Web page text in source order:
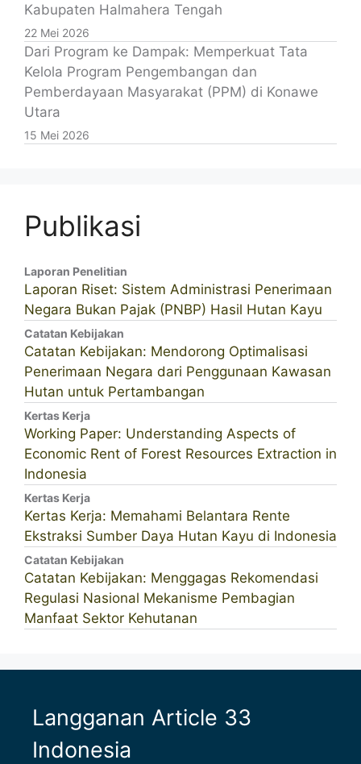
Kabupaten Halmahera Tengah
22 Mei 2026
Dari Program ke Dampak: Memperkuat Tata
Kelola Program Pengembangan dan
Pemberdayaan Masyarakat (PPM) di Konawe
Utara
15 Mei 2026
Publikasi
Laporan Penelitian
Laporan Riset: Sistem Administrasi Penerimaan
Negara Bukan Pajak (PNBP) Hasil Hutan Kayu
Catatan Kebijakan
Catatan Kebijakan: Mendorong Optimalisasi
Penerimaan Negara dari Penggunaan Kawasan
Hutan untuk Pertambangan
Kertas Kerja
Working Paper: Understanding Aspects of
Economic Rent of Forest Resources Extraction in
Indonesia
Kertas Kerja
Kertas Kerja: Memahami Belantara Rente
Ekstraksi Sumber Daya Hutan Kayu di Indonesia
Catatan Kebijakan
Catatan Kebijakan: Menggagas Rekomendasi
Regulasi Nasional Mekanisme Pembagian
Manfaat Sektor Kehutanan
Langganan Article 33
Indonesia